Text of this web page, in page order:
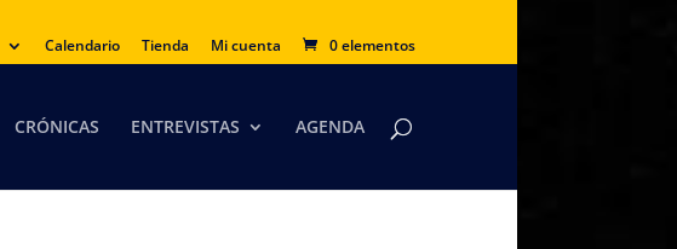
Calendario Tienda Mi cuenta 0 elementos
CRÓNICAS ENTREVISTAS AGENDA